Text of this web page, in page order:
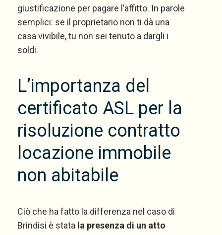
giustificazione per pagare l’affitto. In parole
semplici: se il proprietario non ti dà una
casa vivibile, tu non sei tenuto a dargli i
soldi.
L’importanza del
certificato ASL per la
risoluzione contratto
locazione immobile
non abitabile
Ciò che ha fatto la differenza nel caso di
Brindisi è stata la presenza di un atto